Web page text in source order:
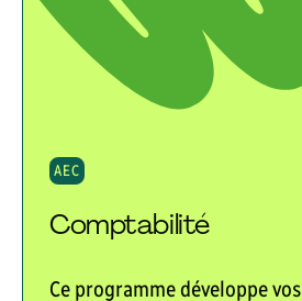
AEC
Comptabilité
Ce programme développe vos